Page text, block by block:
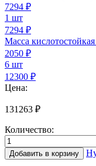
7294 ₽
1 шт
7294 ₽
Масса
2050 ₽
6 шт
12300 ₽
Цена:
131263 ₽
Количество:
Количество
товара
Дымоход
Добавить в корзину